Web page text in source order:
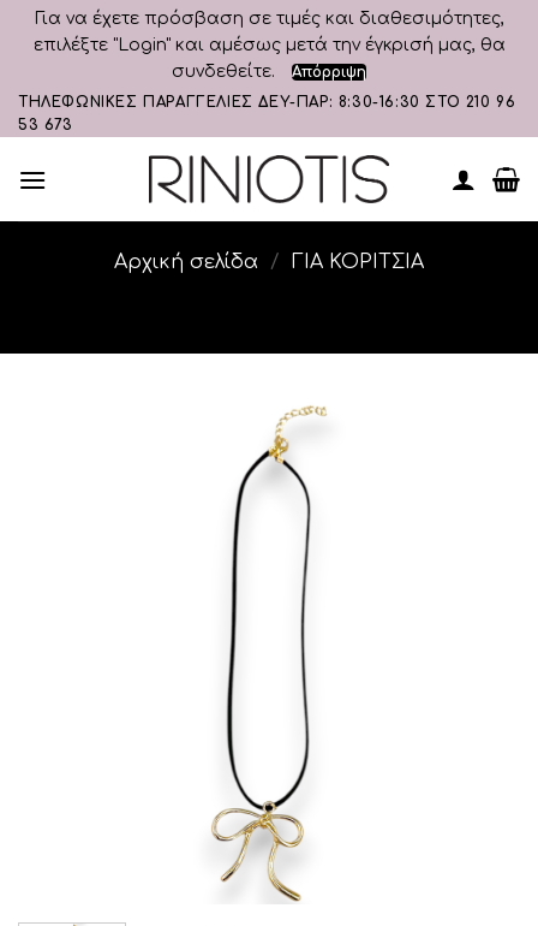
Για να έχετε πρόσβαση σε τιμές και διαθεσιμότητες,
επιλέξτε "Login" και αμέσως μετά την έγκρισή μας, θα
συνδεθείτε.
Απόρριψη
Skip
to
ΤΗΛΕΦΩΝΙΚΕΣ ΠΑΡΑΓΓΕΛΙΕΣ ΔΕΥ-ΠΑΡ: 8:30-16:30 ΣΤΟ 210 96
53 673
Αρχική σελίδα / ΓΙΑ ΚΟΡΙΤΣΙΑ